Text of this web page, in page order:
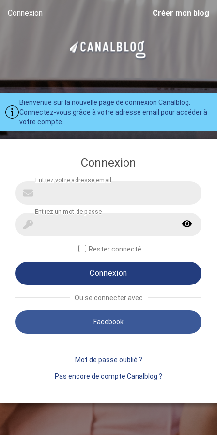
Connexion Créer mon blog
Bienvenue sur la nouvelle page de connexion Canalblog.
Connectez-vous grâce à votre adresse email pour accéder à
votre compte.
Connexion
Rester connecté
Connexion
Ou se connecter avec
Facebook
Mot de passe oublié ?
Pas encore de compte Canalblog ?